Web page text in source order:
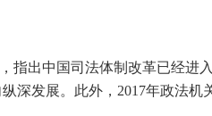
指出中国司法体制改革已经进
深发展。此外，2017年政法机